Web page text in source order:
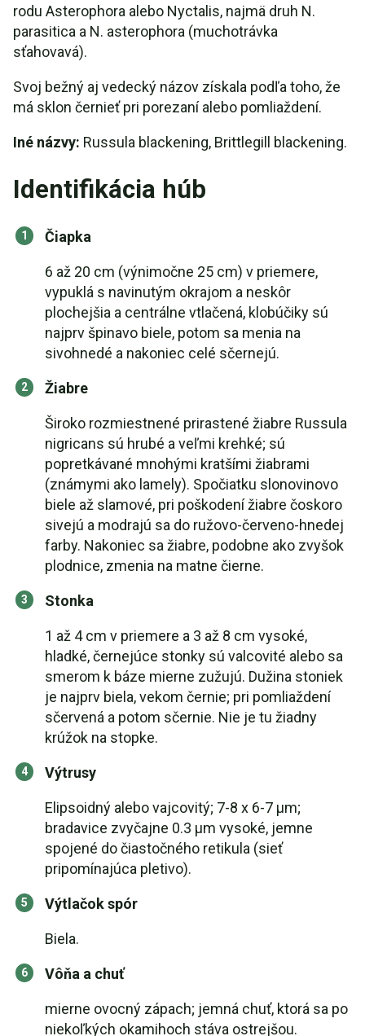
rodu Asterophora alebo Nyctalis, najmä druh N.
parasitica a N. asterophora (muchotrávka
sťahovavá).
Svoj bežný aj vedecký názov získala podľa toho, že
má sklon černieť pri porezaní alebo pomliaždení.
Iné názvy: Russula blackening, Brittlegill blackening.
Identifikácia húb
Čiapka
6 až 20 cm (výnimočne 25 cm) v priemere,
vypuklá s navinutým okrajom a neskôr
plochejšia a centrálne vtlačená, klobúčiky sú
najprv špinavo biele, potom sa menia na
sivohnedé a nakoniec celé sčernejú.
Žiabre
Široko rozmiestnené prirastené žiabre Russula
nigricans sú hrubé a veľmi krehké; sú
popretkávané mnohými kratšími žiabrami
(známymi ako lamely). Spočiatku slonovinovo
biele až slamové, pri poškodení žiabre čoskoro
sivejú a modrajú sa do ružovo-červeno-hnedej
farby. Nakoniec sa žiabre, podobne ako zvyšok
plodnice, zmenia na matne čierne.
Stonka
1 až 4 cm v priemere a 3 až 8 cm vysoké,
hladké, černejúce stonky sú valcovité alebo sa
smerom k báze mierne zužujú. Dužina stoniek
je najprv biela, vekom černie; pri pomliaždení
sčervená a potom sčernie. Nie je tu žiadny
krúžok na stopke.
Výtrusy
Elipsoidný alebo vajcovitý; 7-8 x 6-7 µm;
bradavice zvyčajne 0.3 µm vysoké, jemne
spojené do čiastočného retikula (sieť
pripomínajúca pletivo).
Výtlačok spór
Biela.
Vôňa a chuť
mierne ovocný zápach; jemná chuť, ktorá sa po
niekoľkých okamihoch stáva ostrejšou.